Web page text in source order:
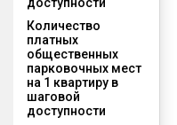
Количество
платных
общественных
парковочных мест
на 1 квартиру в
шаговой
доступности